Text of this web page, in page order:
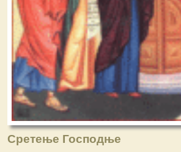
Сретење Господње